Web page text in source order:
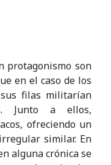
protagonismo son
en el caso de los
sus filas militarían
Junto a ellos,
ofreciendo un
similar. En
alguna crónica se